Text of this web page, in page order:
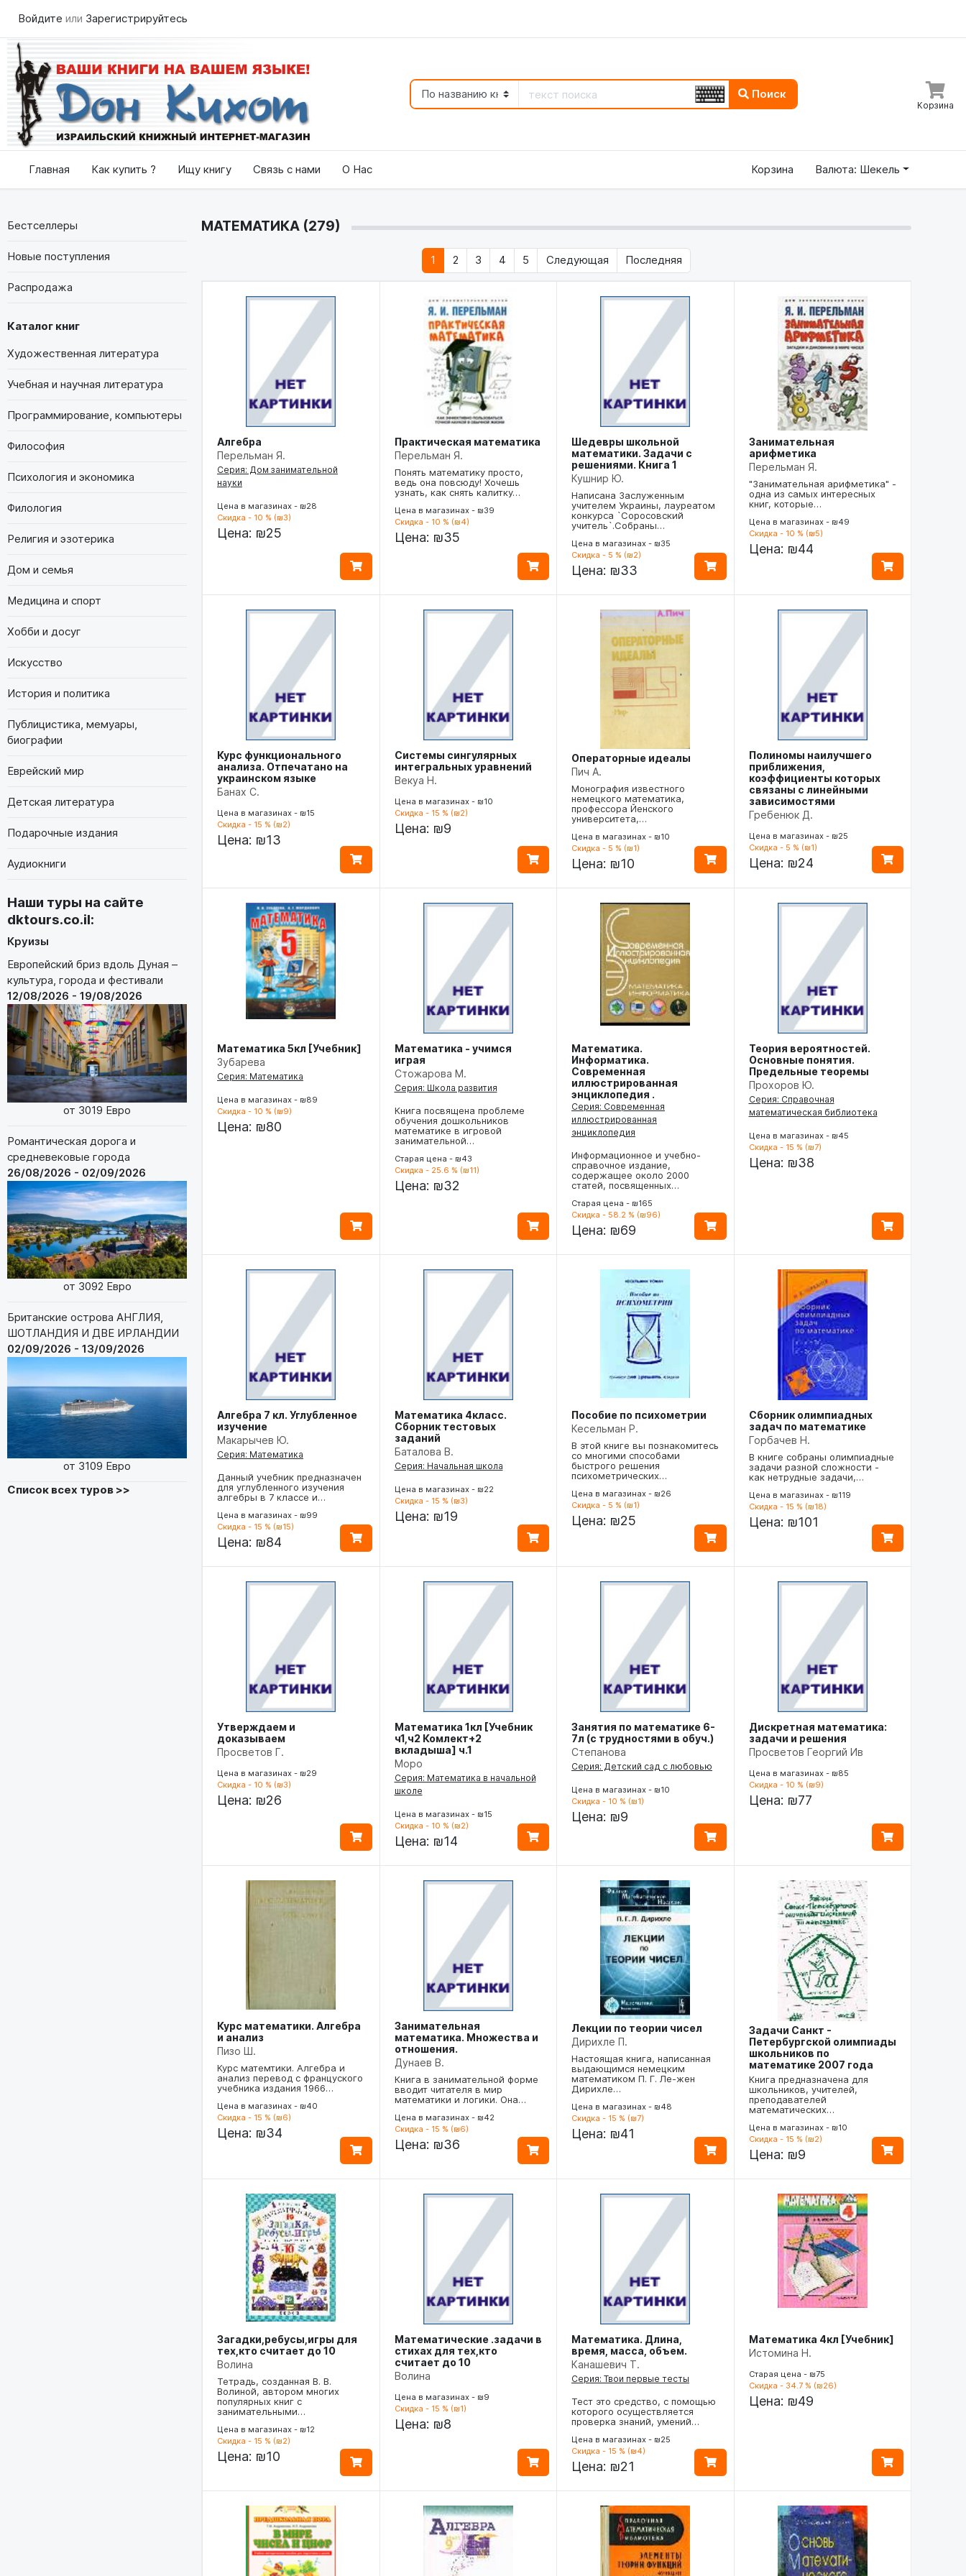
Войдите или Зарегистрируйтесь
Поиск
Корзина
Главная Как купить ? Ищу книгу Связь с нами О Нас Корзина Валюта: Шекель
Бестселлеры
Новые поступления
Распродажа
Каталог книг
Художественная литература
Учебная и научная литература
Программирование, компьютеры
Философия
Психология и экономика
Филология
Религия и эзотерика
Дом и семья
Медицина и спорт
Хобби и досуг
Искусство
История и политика
Публицистика, мемуары,
биографии
Еврейский мир
Детская литература
Подарочные издания
Аудиокниги
Наши туры на сайте
dktours.co.il:
Круизы
Европейский бриз вдоль Дуная –
культура, города и фестивали
12/08/2026 - 19/08/2026
от 3019 Евро
Романтическая дорога и
средневековые города
26/08/2026 - 02/09/2026
от 3092 Евро
Британские острова АНГЛИЯ,
ШОТЛАНДИЯ И ДВЕ ИРЛАНДИИ
02/09/2026 - 13/09/2026
от 3109 Евро
Список всех туров >>
МАТЕМАТИКА (279)
1 2 3 4 5 Следующая Последняя
Алгебра
Перельман Я.
Серия: Дом занимательной
науки
Цена в магазинах - ₪28
Скидка - 10 % (₪3)
Цена: ₪25
Практическая математика
Перельман Я.
Понять математику просто,
ведь она повсюду! Хочешь
узнать, как снять калитку…
Цена в магазинах - ₪39
Скидка - 10 % (₪4)
Цена: ₪35
Шедевры школьной
математики. Задачи с
решениями. Книга 1
Кушнир Ю.
Написана Заслуженным
учителем Украины, лауреатом
конкурса `Соросовский
учитель`.Собраны…
Цена в магазинах - ₪35
Скидка - 5 % (₪2)
Цена: ₪33
Занимательная
арифметика
Перельман Я.
"Занимательная арифметика" -
одна из самых интересных
книг, которые…
Цена в магазинах - ₪49
Скидка - 10 % (₪5)
Цена: ₪44
Курс функционального
анализа. Отпечатано на
украинском языке
Банах С.
Цена в магазинах - ₪15
Скидка - 15 % (₪2)
Цена: ₪13
Системы сингулярных
интегральных уравнений
Векуа Н.
Цена в магазинах - ₪10
Скидка - 15 % (₪2)
Цена: ₪9
Операторные идеалы
Пич А.
Монография известного
немецкого математика,
профессора Йенского
университета,…
Цена в магазинах - ₪10
Скидка - 5 % (₪1)
Цена: ₪10
Полиномы наилучшего
приближения,
коэффициенты которых
связаны с линейными
зависимостями
Гребенюк Д.
Цена в магазинах - ₪25
Скидка - 5 % (₪1)
Цена: ₪24
Математика 5кл [Учебник]
Зубарева
Серия: Математика
Цена в магазинах - ₪89
Скидка - 10 % (₪9)
Цена: ₪80
Математика - учимся
играя
Стожарова М.
Серия: Школа развития
Книга посвящена проблеме
обучения дошкольников
математике в игровой
занимательной…
Старая цена - ₪43
Скидка - 25.6 % (₪11)
Цена: ₪32
Математика.
Информатика.
Современная
иллюстрированная
энциклопедия .
Серия: Современная
иллюстрированная
энциклопедия
Информационное и учебно-
справочное издание,
содержащее около 2000
статей, посвященных…
Старая цена - ₪165
Скидка - 58.2 % (₪96)
Цена: ₪69
Теория вероятностей.
Основные понятия.
Предельные теоремы
Прохоров Ю.
Серия: Справочная
математическая библиотека
Цена в магазинах - ₪45
Скидка - 15 % (₪7)
Цена: ₪38
Алгебра 7 кл. Углубленное
изучение
Макарычев Ю.
Серия: Математика
Данный учебник предназначен
для углубленного изучения
алгебры в 7 классе и…
Цена в магазинах - ₪99
Скидка - 15 % (₪15)
Цена: ₪84
Математика 4класс.
Сборник тестовых
заданий
Баталова В.
Серия: Начальная школа
Цена в магазинах - ₪22
Скидка - 15 % (₪3)
Цена: ₪19
Пособие по психометрии
Кесельман Р.
В этой книге вы познакомитесь
со многими способами
быстрого решения
психометрических…
Цена в магазинах - ₪26
Скидка - 5 % (₪1)
Цена: ₪25
Сборник олимпиадных
задач по математике
Горбачев Н.
В книге собраны олимпиадные
задачи разной сложности -
как нетрудные задачи,…
Цена в магазинах - ₪119
Скидка - 15 % (₪18)
Цена: ₪101
Утверждаем и
доказываем
Просветов Г.
Цена в магазинах - ₪29
Скидка - 10 % (₪3)
Цена: ₪26
Математика 1кл [Учебник
ч1,ч2 Комлект+2
вкладыша] ч.1
Моро
Серия: Математика в начальной
школе
Цена в магазинах - ₪15
Скидка - 10 % (₪2)
Цена: ₪14
Занятия по математике 6-
7л (с трудностями в обуч.)
Степанова
Серия: Детский сад с любовью
Цена в магазинах - ₪10
Скидка - 10 % (₪1)
Цена: ₪9
Дискретная математика:
задачи и решения
Просветов Георгий Ив
Цена в магазинах - ₪85
Скидка - 10 % (₪9)
Цена: ₪77
Курс математики. Алгебра
и анализ
Пизо Ш.
Курс матемтики. Алгебра и
анализ перевод с француского
учебника издания 1966…
Цена в магазинах - ₪40
Скидка - 15 % (₪6)
Цена: ₪34
Занимательная
математика. Множества и
отношения.
Дунаев В.
Книга в занимательной форме
вводит читателя в мир
математики и логики. Она…
Цена в магазинах - ₪42
Скидка - 15 % (₪6)
Цена: ₪36
Лекции по теории чисел
Дирихле П.
Настоящая книга, написанная
выдающимся немецким
математиком П. Г. Ле-жен
Дирихле…
Цена в магазинах - ₪48
Скидка - 15 % (₪7)
Цена: ₪41
Задачи Санкт -
Петербургской олимпиады
школьников по
математике 2007 года
Книга предназначена для
школьников, учителей,
преподавателей
математических…
Цена в магазинах - ₪10
Скидка - 15 % (₪2)
Цена: ₪9
Загадки,ребусы,игры для
тех,кто считает до 10
Волина
Тетрадь, созданная В. В.
Волиной, автором многих
популярных книг с
занимательными…
Цена в магазинах - ₪12
Скидка - 15 % (₪2)
Цена: ₪10
Математические .задачи в
стихах для тех,кто
считает до 10
Волина
Цена в магазинах - ₪9
Скидка - 15 % (₪1)
Цена: ₪8
Математика. Длина,
время, масса, объем.
Канашевич Т.
Серия: Твои первые тесты
Тест это средство, с помощью
которого осуществляется
проверка знаний, умений…
Цена в магазинах - ₪25
Скидка - 15 % (₪4)
Цена: ₪21
Математика 4кл [Учебник]
Истомина Н.
Старая цена - ₪75
Скидка - 34.7 % (₪26)
Цена: ₪49